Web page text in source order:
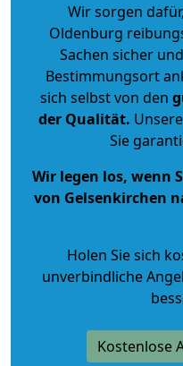
Wir sorgen
Oldenburg
Sachen sicher
Bestimmungsort
sich selbst von den
der Qualität.
Sie
Wir legen los, wenn
von Gelsenkirchen
Holen Sie sich
unverbindliche
Kostenlose